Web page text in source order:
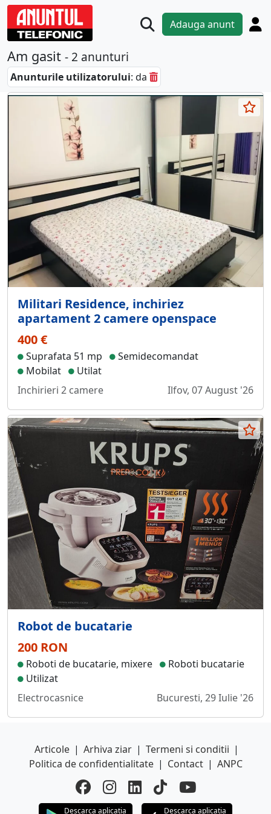
Adauga anunt
Am gasit - 2 anunturi
Anunturile utilizatorului: da
Militari Residence, inchiriez
apartament 2 camere openspace
400 €
Suprafata 51 mp
Semidecomandat
Mobilat
Utilat
Inchirieri 2 camere
Ilfov, 07 August '26
Robot de bucatarie
200 RON
Roboti de bucatarie, mixere
Roboti bucatarie
Utilizat
Electrocasnice
Bucuresti, 29 Iulie '26
Articole | Arhiva ziar | Termeni si conditii |
Politica de confidentialitate | Contact | ANPC
Descarca aplicatia Descarca aplicatia